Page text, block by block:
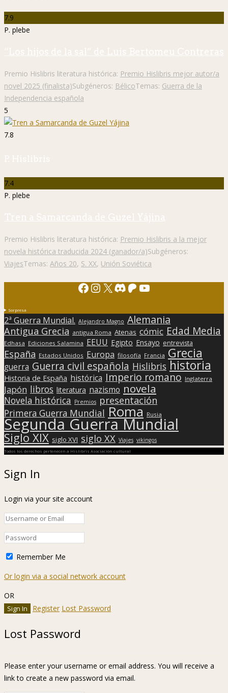
7.9
P. plebe
“Los hijos de la sal” de Luis Bertomeu Contreras
Premio Hislibris literatura histórica: Premio Hislibris mejor autor/a
novel 2025 (finalista)Subgéneros: BélicoTemas: Guerra de la
Independencia española
5
7.8
P. Hislibris
7.4
P. plebe
Tren a Samarcanda de Guzel Yájina
Premio Hislibris literatura histórica: Premio Hislibris a la mejor
novela histórica traducida 2024 (ganador/a)Subgéneros:
ViajesTemas: Años 20, S. XX, Unión Soviética
Facebook
Instagram
X Discord
Patreon
YouTube
Sorpresa
2ª Guerra Mundial. Alejandro Magno Alemania
Antigua Grecia antigua Roma Atenas cómic Edad Media
Edhasa Ediciones Salamina EEUU Egipto Ensayo entrevista
España Estados Unidos Europa filosofía Francia Grecia
guerra Guerra civil española Hislibris historia
Historia de España histórica Imperio romano Inglaterra
Japón libros literatura nazismo novela
Novela histórica Premios presentación
Primera Guerra Mundial Roma Rusia
Segunda Guerra Mundial
Siglo XIX siglo XVI siglo XX Viajes vikingos
Todos los derechos pertenecen a Hislibris Asociación cultural
Sign In
Login via your site account
Remember Me
Or login via a social network account
OR
Register Lost Password
Lost Password
Please enter your username or email address. You will receive a
link to create a new password via email.